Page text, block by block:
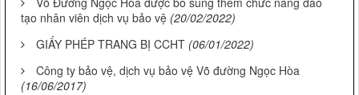
tạo nhân viên dịch vụ bảo vệ (20/02/2022)
GIẤY PHÉP TRANG BỊ CCHT (06/01/2022)
Công ty bảo vệ, dịch vụ bảo vệ Võ đường Ngọc Hòa
(16/06/2017)